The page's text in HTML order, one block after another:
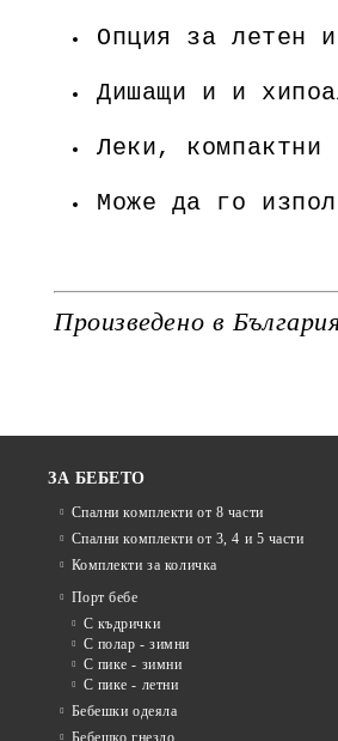
Опция за летен
Дишащи и и
Леки, компактни
Може да го
Произведено в
ЗА БЕБЕТО
Спални комплекти от 8 части
Спални комплекти от 3, 4 и 5 части
Комплекти за количка
Порт бебе
С къдрички
С полар - зимни
С пике - зимни
С пике - летни
Бебешки одеяла
Бебешко гнездо